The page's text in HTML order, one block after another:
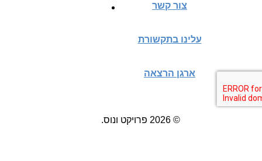
צור קשר
עלינו בתקשורת
ארגן הרצאה
© 2026 פרויקט ונוס.